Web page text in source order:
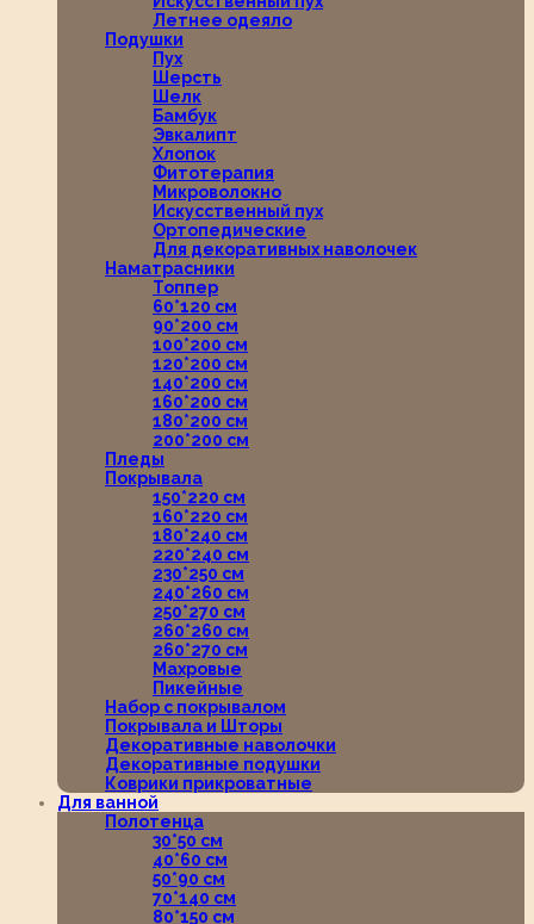
Летнее одеяло
Подушки
Пух
Шерсть
Шелк
Бамбук
Эвкалипт
Хлопок
Фитотерапия
Микроволокно
Искусственный пух
Ортопедические
Для декоративных наволочек
Наматрасники
Топпер
60*120 см
90*200 см
100*200 см
120*200 см
140*200 см
160*200 см
180*200 см
200*200 см
Пледы
Покрывала
150*220 см
160*220 см
180*240 см
220*240 см
230*250 см
240*260 см
250*270 см
260*260 см
260*270 см
Махровые
Пикейные
Набор с покрывалом
Покрывала и Шторы
Декоративные наволочки
Декоративные подушки
Коврики прикроватные
Для ванной
Полотенца
30*50 см
40*60 см
50*90 см
70*140 см
80*150 см